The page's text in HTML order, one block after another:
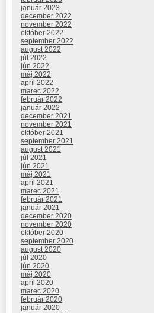
január 2023
december 2022
november 2022
október 2022
september 2022
august 2022
júl 2022
jún 2022
máj 2022
apríl 2022
marec 2022
február 2022
január 2022
december 2021
november 2021
október 2021
september 2021
august 2021
júl 2021
jún 2021
máj 2021
apríl 2021
marec 2021
február 2021
január 2021
december 2020
november 2020
október 2020
september 2020
august 2020
júl 2020
jún 2020
máj 2020
apríl 2020
marec 2020
február 2020
január 2020